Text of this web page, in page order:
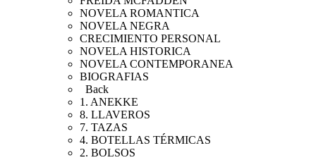
NOVELA ROMANTICA
NOVELA NEGRA
CRECIMIENTO PERSONAL
NOVELA HISTORICA
NOVELA CONTEMPORANEA
BIOGRAFIAS
Back
1. ANEKKE
8. LLAVEROS
7. TAZAS
4. BOTELLAS TÉRMICAS
2. BOLSOS